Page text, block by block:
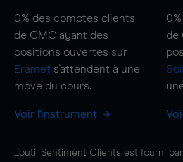
0% des comptes clients
de CMC ayant des
positions ouvertes sur
Eramet s'attendent à une
move du cours.
Voir l'instrument
0%
de
L'outil Sentiment Clients est fourni